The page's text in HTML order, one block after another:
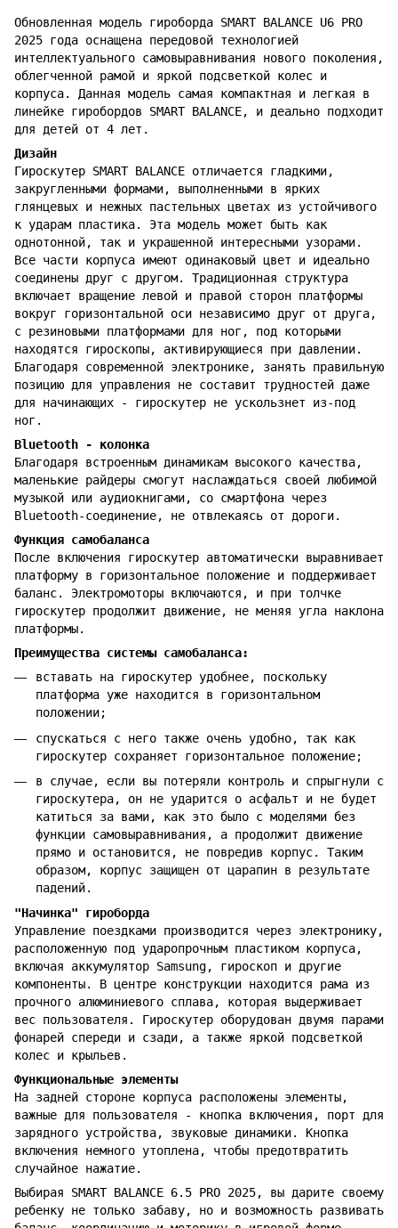
Обновленная модель гироборда SMART BALANCE U6 PRO
2025 года оснащена передовой технологией
интеллектуального самовыравнивания нового поколения,
облегченной рамой и яркой подсветкой колес и
корпуса. Данная модель самая компактная и легкая в
линейке гиробордов SMART BALANCE, и деально подходит
для детей от 4 лет.
Дизайн
Гироскутер SMART BALANCE отличается гладкими,
закругленными формами, выполненными в ярких
глянцевых и нежных пастельных цветах из устойчивого
к ударам пластика. Эта модель может быть как
однотонной, так и украшенной интересными узорами.
Все части корпуса имеют одинаковый цвет и идеально
соединены друг с другом. Традиционная структура
включает вращение левой и правой сторон платформы
вокруг горизонтальной оси независимо друг от друга,
с резиновыми платформами для ног, под которыми
находятся гироскопы, активирующиеся при давлении.
Благодаря современной электронике, занять правильную
позицию для управления не составит трудностей даже
для начинающих - гироскутер не ускользнет из-под
ног.
Bluetooth - колонка
Благодаря встроенным динамикам высокого качества,
маленькие райдеры смогут наслаждаться своей любимой
музыкой или аудиокнигами, со смартфона через
Bluetooth-соединение, не отвлекаясь от дороги.
Функция самобаланса
После включения гироскутер автоматически выравнивает
платформу в горизонтальное положение и поддерживает
баланс. Электромоторы включаются, и при толчке
гироскутер продолжит движение, не меняя угла наклона
платформы.
Преимущества системы самобаланса:
вставать на гироскутер удобнее, поскольку
платформа уже находится в горизонтальном
положении;
спускаться с него также очень удобно, так как
гироскутер сохраняет горизонтальное положение;
в случае, если вы потеряли контроль и спрыгнули с
гироскутера, он не ударится о асфальт и не будет
катиться за вами, как это было с моделями без
функции самовыравнивания, а продолжит движение
прямо и остановится, не повредив корпус. Таким
образом, корпус защищен от царапин в результате
падений.
"Начинка" гироборда
Управление поездками производится через электронику,
расположенную под ударопрочным пластиком корпуса,
включая аккумулятор Samsung, гироскоп и другие
компоненты. В центре конструкции находится рама из
прочного алюминиевого сплава, которая выдерживает
вес пользователя. Гироскутер оборудован двумя парами
фонарей спереди и сзади, а также яркой подсветкой
колес и крыльев.
Функциональные элементы
На задней стороне корпуса расположены элементы,
важные для пользователя - кнопка включения, порт для
зарядного устройства, звуковые динамики. Кнопка
включения немного утоплена, чтобы предотвратить
случайное нажатие.
Выбирая SMART BALANCE 6.5 PRO 2025, вы дарите своему
ребенку не только забаву, но и возможность развивать